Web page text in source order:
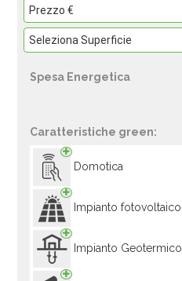
Spesa Energetica
Caratteristiche green:
Domotica
Impianto fotovoltaico
Impianto Geotermico